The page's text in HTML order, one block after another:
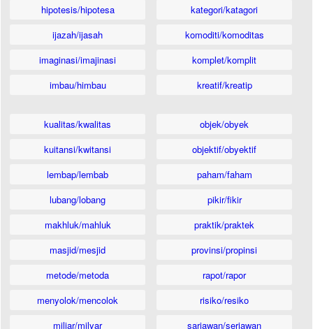
hipotesis/hipotesa
ijazah/ijasah
imaginasi/imajinasi
imbau/himbau
kategori/katagori
komoditi/komoditas
komplet/komplit
kreatif/kreatip
kualitas/kwalitas
kuitansi/kwitansi
lembap/lembab
lubang/lobang
makhluk/mahluk
masjid/mesjid
metode/metoda
menyolok/mencolok
miliar/milyar
objek/obyek
objektif/obyektif
paham/faham
pikir/fikir
praktik/praktek
provinsi/propinsi
rapot/rapor
risiko/resiko
sariawan/seriawan